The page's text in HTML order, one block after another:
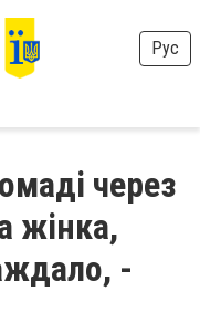
Рус
через
жінка,
-